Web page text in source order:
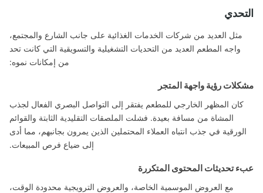
مثل العديد من شركات الخدمات الغذائية على جانب الشارع والمجتمع،
واجه المطعم العديد من التحديات التشغيلية والتسويقية التي كانت تحد
من إمكانات نموه:
رؤية واجهة المتجر
كان المظهر الخارجي للمطعم يفتقر إلى التواصل البصري الفعال لجذب
المشاة من مسافة بعيدة. فشلت الملصقات التقليدية الثابتة والقوائم
في جذب انتباه العملاء المحتملين الذين يمرون بجانبهم، مما أدى
إلى ضياع فرص المبيعات.
تحديثات المحتوى المتكررة
مع العروض الموسمية الخاصة، والعروض الترويجية محدودة الوقت،